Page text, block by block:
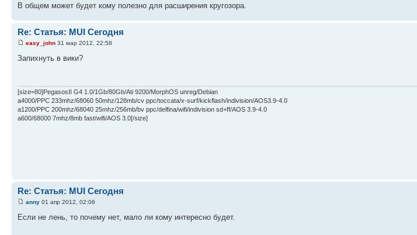
В общем может будет кому полезно для расширения кругозора.
Re: Статья: MUI Сегодня
easy_john 31 мар 2012, 22:58
Запихнуть в вики?
[size=80]PegasosII G4 1.0/1Gb/80Gb/Ati 9200/MorphOS unreg/Debian
a4000/PPC 233mhz/68060 50mhz/128mb/cv ppc/toccata/x-surf/kickflash/indivision/AOS3.9-4.0
a1200/PPC 200mhz/68040 25mhz/256mb/bv ppc/delfina/wifi/indivision sd+ff/AOS 3.9-4.0
a600/68000 7mhz/8mb fast/wifi/AOS 3.0[/size]
Re: Статья: MUI Сегодня
anny 01 апр 2012, 02:06
Если не лень, то почему нет, мало ли кому интересно будет.